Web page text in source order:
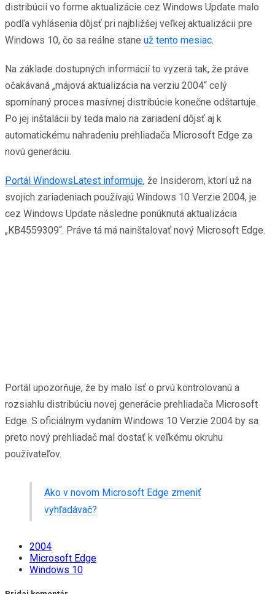
distribúcii vo forme aktualizácie cez Windows Update malo
podľa vyhlásenia dôjsť pri najbližšej veľkej aktualizácii pre
Windows 10, čo sa reálne stane už tento mesiac.
Na základe dostupných informácií to vyzerá tak, že práve
očakávaná „májová aktualizácia na verziu 2004“ celý
spomínaný proces masívnej distribúcie konečne odštartuje.
Po jej inštalácii by teda malo na zariadení dôjsť aj k
automatickému nahradeniu prehliadača Microsoft Edge za
novú generáciu.
Portál WindowsLatest informuje, že Insiderom, ktorí už na
svojich zariadeniach používajú Windows 10 Verzie 2004, je
cez Windows Update následne ponúknutá aktualizácia
„KB4559309“. Práve tá má nainštalovať nový Microsoft Edge.
Portál upozorňuje, že by malo ísť o prvú kontrolovanú a
rozsiahlu distribúciu novej generácie prehliadača Microsoft
Edge. S oficiálnym vydaním Windows 10 Verzie 2004 by sa
preto nový prehliadač mal dostať k veľkému okruhu
používateľov.
Ako v novom Microsoft Edge zmeniť
vyhľadávač?
2004
Microsoft Edge
Windows 10